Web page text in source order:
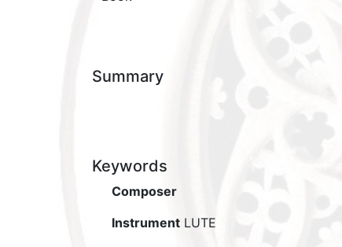
Summary
Keywords
Composer
Instrument LUTE